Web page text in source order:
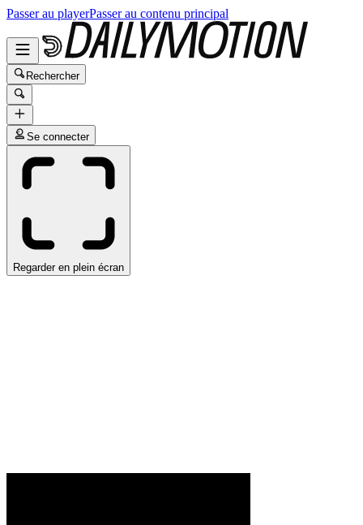
Passer au playerPasser au contenu principal
Rechercher
Se connecter
Regarder en plein écran